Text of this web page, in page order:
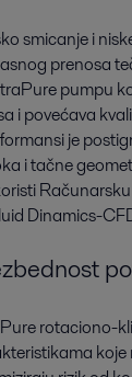
smicanje i
prenosa
pumpu
i povećava
je
i tačne
Dinamics-
rotaciono-
koje